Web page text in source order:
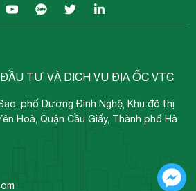
TƯ VÀ DỊCH VỤ ĐỊA ỐC VTC
phố Dương Đình Nghệ, Khu đô thị
Hoà, Quận Cầu Giấy, Thành phố Hà